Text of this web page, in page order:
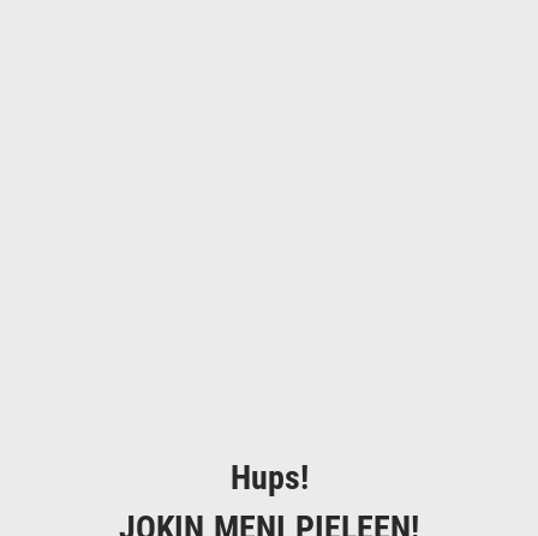
Hups!
JOKIN MENI PIELEEN!